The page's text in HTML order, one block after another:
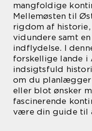
mangfoldige
Mellemøsten til
rigdom af
vidundere samt
indflydelse. I
forskellige lande i
indsigtsfuld
om du planlægger
eller blot ønsker
fascinerende
være din guide til